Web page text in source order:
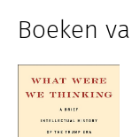
Boeken